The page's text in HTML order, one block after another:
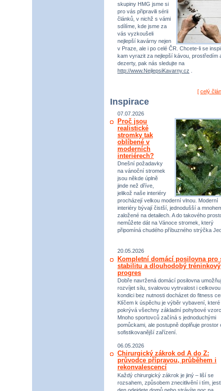
skupiny HMG jsme si
pro vás připravili sérii
článků, v nichž s vámi
sdílíme, kde jsme za
vás vyzkoušeli
nejlepší kavárny nejen
v Praze, ale i po celé ČR. Chcete-li se
kam vyrazit za nejlepší kávou, prostředím
dezerty, pak nás sledujte na
http://www.NejlepsiKavarny.cz
[ celý
Inspirace
07.07.2026
Proč jsou
realistické
stromky tak
oblíbené v
moderních
interiérech?
Dnešní požadavky
na vánoční stromek
jsou někde úplně
jinde než dříve,
jelikož naše interiéry
procházejí velkou moderní vlnou. Moderní
interiéry bývají čistší, jednodušší a
založené na detailech. A do takového
nemůžete dát na Vánoce stromek, který
připomíná chudého příbuzného strýčka
20.05.2026
Kompletní domácí posilovna pro
stabilitu a dlouhodobý tréninkový
progres
Dobře navržená domácí posilovna
rozvíjet sílu, svalovou vytrvalost i celkovou
kondici bez nutnosti docházet do fitness
Klíčem k úspěchu je výběr vybavení, které
pokrývá všechny základní pohybové
Mnoho sportovců začíná s jednoduchými
pomůckami, ale postupně doplňuje prostor
sofistikovanější zařízení.
06.05.2026
Chirurgický zákrok od A do Z:
průvodce přípravou, průběhem i
rekonvalescencí
Každý chirurgický zákrok je jiný – liší se
rozsahem, způsobem znecitlivění i tím,
den odejdete domů nebo strávíte noc na